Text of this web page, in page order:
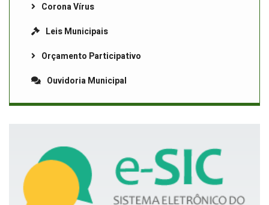
Corona Vírus
Leis Municipais
Orçamento Participativo
Ouvidoria Municipal